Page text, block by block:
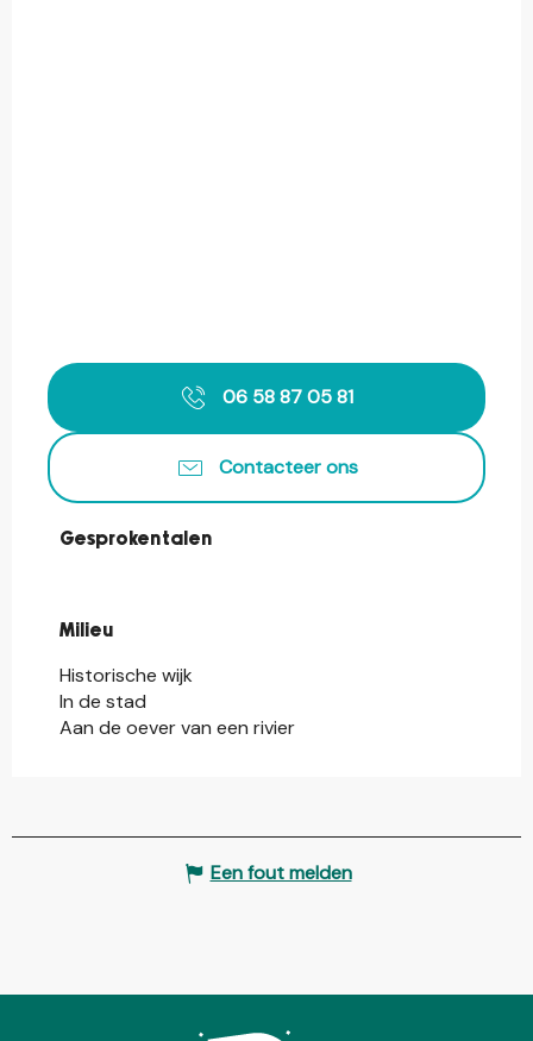
06 58 87 05 81
Contacteer ons
Gesproken talen
Gesproken talen
Milieu
Milieu
Historische wijk
In de stad
Aan de oever van een rivier
Een fout melden